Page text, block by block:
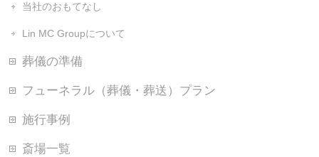
当社のおもてなし
Lin MC Groupについて
葬儀の準備
フューネラル（葬儀・葬送）プラン
施行事例
斎場一覧